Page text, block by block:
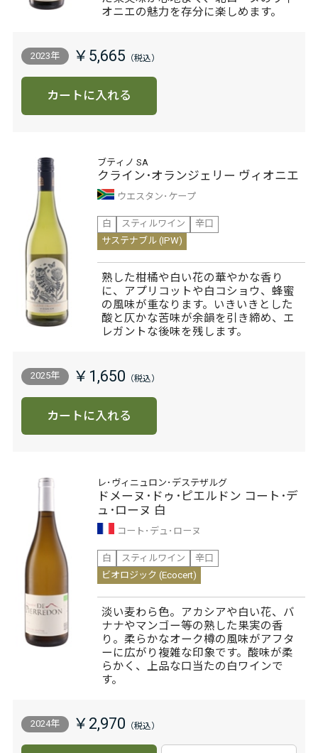
オニエの魅力を存分に楽しめます。
2023年 ￥5,665
カートに入れる
ブティノ SA
クライン･オランジェリー ヴィオニエ
ウエスタン･ケープ
白
スティルワイン
辛口
サステナブル (IPW)
熟した柑橘や白い花の華やかな香り
に、アプリコットや白コショウ、蜂蜜
の風味が重なります。いきいきとした
酸と仄かな苦味が余韻を引き締め、エ
レガントな後味を残します。
2025年 ￥1,650
カートに入れる
レ･ヴィニュロン･デステザルグ
ドメーヌ･ドゥ･ピエルドン コート･デ
ュ･ローヌ 白
コート･デュ･ローヌ
白
スティルワイン
辛口
ビオロジック (Ecocert)
淡い麦わら色。アカシアや白い花、バ
ナナやマンゴー等の熟した果実の香
り。柔らかなオーク樽の風味がアフタ
ーに広がり複雑な印象です。酸味が柔
らかく、上品な口当たの白ワインで
す。
2024年 ￥2,970